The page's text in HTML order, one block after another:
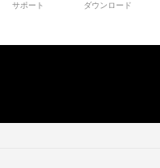
サポート ダウンロード